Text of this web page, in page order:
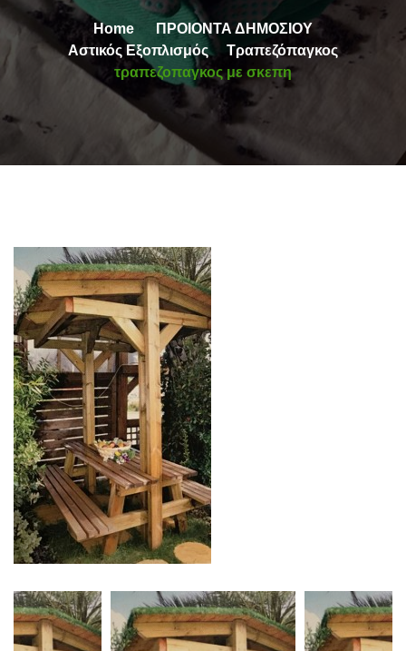
Home
ΠΡΟΙΟΝΤΑ ΔΗΜΟΣΙΟΥ
Αστικός Εξοπλισμός
Τραπεζόπαγκος
τραπεζοπαγκος με σκεπη